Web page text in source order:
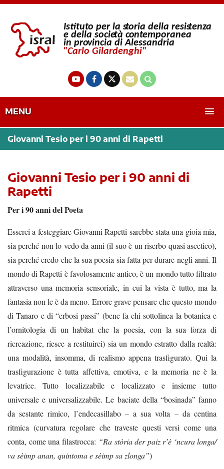
MENU
Giovanni Tesio per i 90 anni di Rapetti
Giovanni Tesio per i 90 anni di
Rapetti
Per i 90 anni del Poeta
Esserci a festeggiare Giovanni Rapetti sarebbe stata una gioia mia,
sia perché non lo vedo da anni (il suo è un riserbo quasi ascetico),
sia perché credo che la sua poesia sia fatta per durare negli anni. Il
mondo di Rapetti è favolosamente antico, è un mondo tutto filtrato
attraverso una memoria sensoriale, in cui la vista è tutto, ma la
fantasia non le è da meno. Errore grave pensare che questo mondo
di Tanaro e di “erbosi passi” (bene fa chi sottolinea la botanica e
l’ornitologia di un habitat che la poesia, con la sua forza di
ricreazione, riesce a restituirci) sia un mondo estratto dalla realtà:
una modalità, insomma, di realismo appena trasfigurato. Qui la
trasfigurazione è tutta affettiva, emotiva, e la memoria ne è la
levatrice. Tutto localizzabile e localizzato e insieme tutto
universale e universalizzabile. Le baciate della “bosinada” fanno
da sestante rimico, l’endecasillabo – a sua volta – da centina
ritmica (curvatura regolare che traveste questi versi come una
conta, come una filastrocca: “Ra stòria der paiz r’è ‘ncura longa/
va sèimp anan, quintoma e sèimp sa zlonga”)